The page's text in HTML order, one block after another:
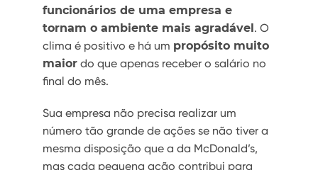
funcionários de uma empresa e
tornam o ambiente mais agradável. O
clima é positivo e há um propósito muito
maior do que apenas receber o salário no
final do mês.
Sua empresa não precisa realizar um
número tão grande de ações se não tiver a
mesma disposição que a da McDonald’s,
mas cada pequena ação contribui para